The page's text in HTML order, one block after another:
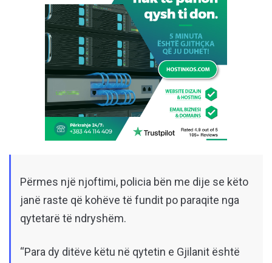
Përmes një njoftimi, policia bën me dije se këto
janë raste që kohëve të fundit po paraqite nga
qytetarë të ndryshëm.
“Para dy ditëve këtu në qytetin e Gjilanit është